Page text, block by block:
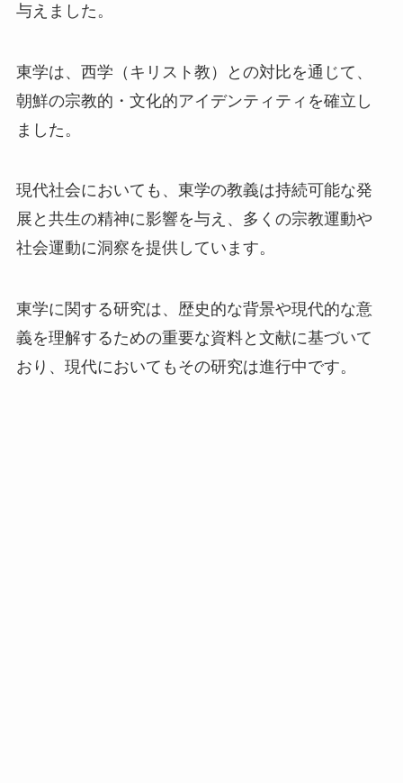
与えました。
東学は、西学（キリスト教）との対比を通じて、
朝鮮の宗教的・文化的アイデンティティを確立し
ました。
現代社会においても、東学の教義は持続可能な発
展と共生の精神に影響を与え、多くの宗教運動や
社会運動に洞察を提供しています。
東学に関する研究は、歴史的な背景や現代的な意
義を理解するための重要な資料と文献に基づいて
おり、現代においてもその研究は進行中です。